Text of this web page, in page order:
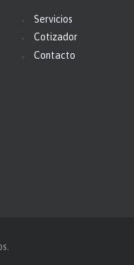
Servicios
Cotizador
Contacto